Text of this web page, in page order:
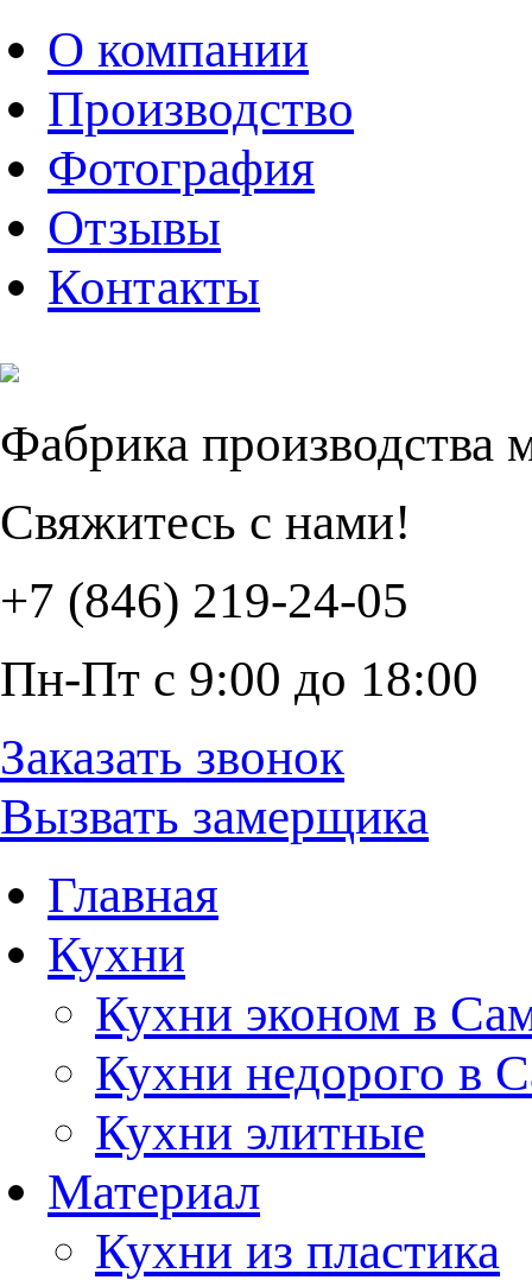
О компании
Производство
Фотография
Отзывы
Контакты
Фабрика производства
Свяжитесь с нами!
+7 (846) 219-24-05
Пн-Пт с 9:00 до 18:00
Заказать звонок
Вызвать замерщика
Главная
Кухни
Кухни эконом в
Кухни недорого в
Кухни элитные
Материал
Кухни из пластика